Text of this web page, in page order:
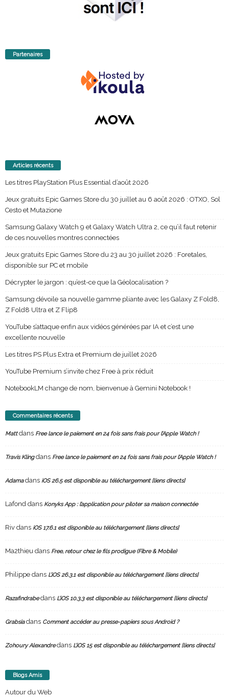
Partenaires
Articles récents
Les titres PlayStation Plus Essential d’août 2026
Jeux gratuits Epic Games Store du 30 juillet au 6 août 2026 : OTXO, Sol
Cesto et Mutazione
Samsung Galaxy Watch 9 et Galaxy Watch Ultra 2, ce qu’il faut retenir
de ces nouvelles montres connectées
Jeux gratuits Epic Games Store du 23 au 30 juillet 2026 : Foretales,
disponible sur PC et mobile
Décrypter le jargon : qu’est-ce que la Géolocalisation ?
Samsung dévoile sa nouvelle gamme pliante avec les Galaxy Z Fold8,
Z Fold8 Ultra et Z Flip8
YouTube s’attaque enfin aux vidéos générées par IA et c’est une
excellente nouvelle
Les titres PS Plus Extra et Premium de juillet 2026
YouTube Premium s’invite chez Free à prix réduit
NotebookLM change de nom, bienvenue à Gemini Notebook !
Commentaires récents
Mattdans Free lance le paiement en 24 fois sans frais pour l’Apple Watch !
Travis Klingdans Free lance le paiement en 24 fois sans frais pour l’Apple Watch !
Adamadans iOS 26.5 est disponible au téléchargement [liens directs]
Lafond dans Konyks App : l’application pour piloter sa maison connectée
Riv dans iOS 17.6.1 est disponible au téléchargement [liens directs]
Ma2thieu dans Free, retour chez le fils prodigue (Fibre & Mobile)
Philippe dans L’iOS 26.3.1 est disponible au téléchargement [liens directs]
Razafindrabedans L’iOS 10.3.3 est disponible au téléchargement [liens directs]
Grabsiadans Comment accéder au presse-papiers sous Android ?
Zohoury Alexandredans L’iOS 15 est disponible au téléchargement [liens directs]
Blogs Amis
Autour du Web